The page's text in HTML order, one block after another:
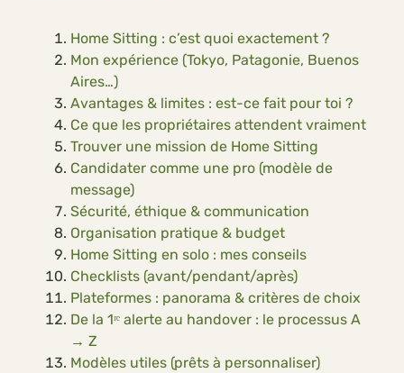
Home Sitting : c’est quoi exactement ?
Mon expérience (Tokyo, Patagonie, Buenos
Aires…)
Avantages & limites : est-ce fait pour toi ?
Ce que les propriétaires attendent vraiment
Trouver une mission de Home Sitting
Candidater comme une pro (modèle de
message)
Sécurité, éthique & communication
Organisation pratique & budget
Home Sitting en solo : mes conseils
Checklists (avant/pendant/après)
Plateformes : panorama & critères de choix
De la 1ʳᵉ alerte au handover : le processus A
→ Z
Modèles utiles (prêts à personnaliser)